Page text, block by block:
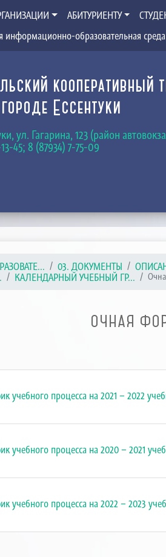
кооперативный
Ессентуки
ул. Гагарина, 123 (район
45; 8 (87934) 7-75-09
АБИТУРИЕНТУ
информационно-образовательная среда
03. ДОКУМЕНТЫ
КАЛЕНДАРНЫЙ УЧЕБНЫЙ ГР...
ОЧНАЯ
учебного процесса на 2021 – 2022
учебного процесса на 2020 – 2021
учебного процесса на 2022 – 2023